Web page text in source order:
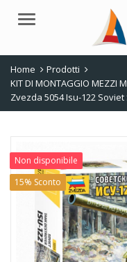
Menu
Home
Prodotti
KIT DI MONTAGGIO MEZZI
Zvezda 5054 Isu-122
Non disponibile
15% Sconto